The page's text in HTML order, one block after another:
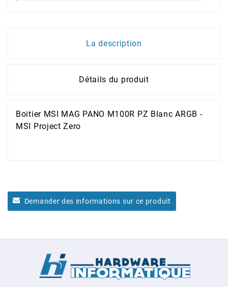
La description
Détails du produit
Boitier MSI MAG PANO M100R PZ Blanc ARGB -
MSI Project Zero
Demander des informations sur ce produit